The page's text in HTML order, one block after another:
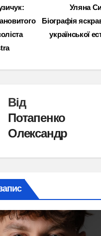
Уляна
Біографія
української
Від
Потапенко
Олександр